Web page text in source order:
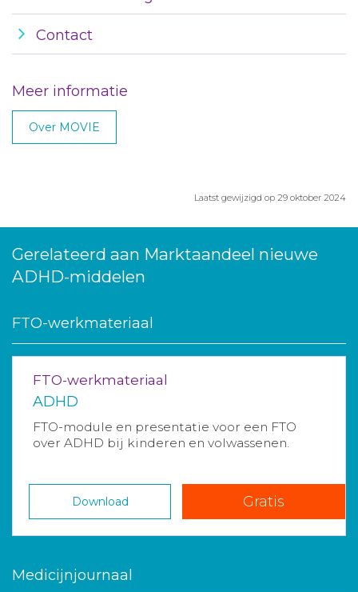
Contact
Meer informatie
Over MOVIE
Laatst gewijzigd op 29 oktober 2024
Gerelateerd aan Marktaandeel nieuwe
ADHD-middelen
FTO-werkmateriaal
FTO-werkmateriaal
ADHD
FTO-module en presentatie voor een FTO
over ADHD bij kinderen en volwassenen.
Download Gratis
Medicijnjournaal